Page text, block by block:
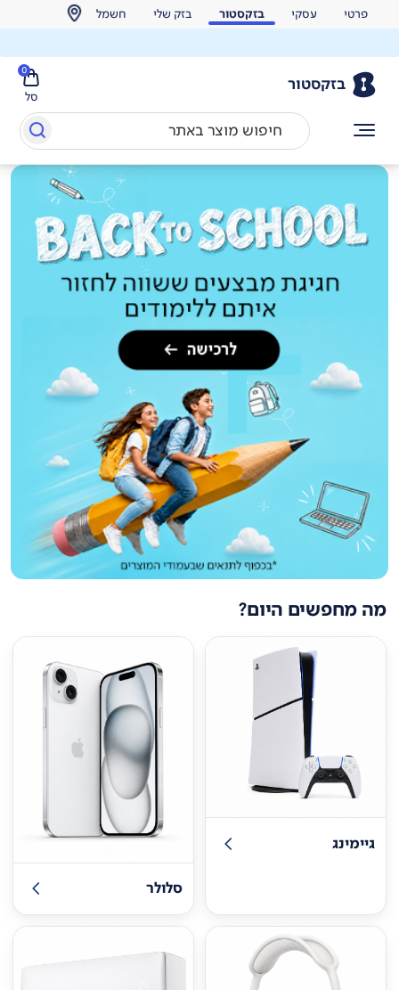
פרטי עסקי בזקסטור בזק שלי חשמל
בזקסטור
סל
0
מה מחפשים היום?
גיימינג
סלולר